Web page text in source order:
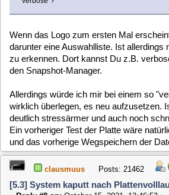
Das mit dem Snapshot probiere ich nachher
baltic Posts: 725
[5.3] System kaputt nach Plattenvolllauf?
Hallo Claus,
eine Neuinstallation ist GRUNDSÄTZLICH
- aber der notwendige
sie doch gelegentlich.
Sollte es mit dem alten Snapshot klappen, wäre
eine ordentliche Basis für die Rekonstruktion.
@purzel
Ich kann Deine Argumentation verstehen, aber